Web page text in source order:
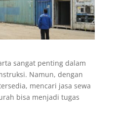
sangat penting dalam
Namun, dengan
mencari jasa sewa
bisa menjadi tugas